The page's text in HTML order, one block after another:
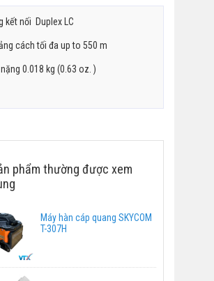
kết nối Duplex LC
cách tối đa up to 550 m
0.018 kg (0.63 oz. )
phẩm thường được xem
Máy hàn cáp quang SKYCOM
T-307H